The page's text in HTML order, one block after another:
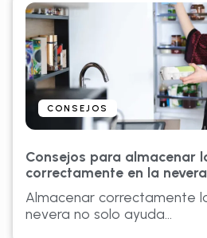
CONSEJOS
Consejos para almacenar
correctamente en la nevera
Almacenar correctamente
nevera no solo ayuda...